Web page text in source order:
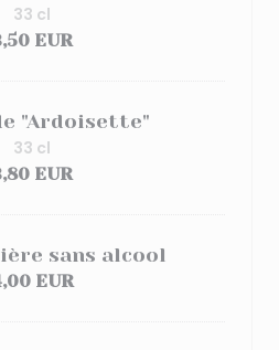
EUR
33 cl
"Ardoisette"
EUR
33 cl
sans alcool
EUR